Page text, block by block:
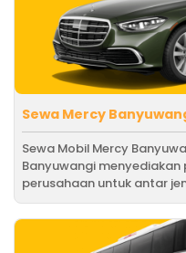
Sewa Mercy
Sewa Mobil Mercy
Banyuwangi
perusahaan untuk antar